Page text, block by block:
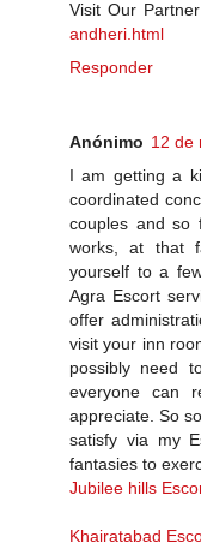
Visit Our
andheri.html
Responder
Anónimo 12 de
I am getting a
coordinated
couples and so
works, at that
yourself to a
Agra Escort
offer
visit your inn
possibly need
everyone can
appreciate. So
satisfy via my
fantasies to
Jubilee hills
Khairatabad